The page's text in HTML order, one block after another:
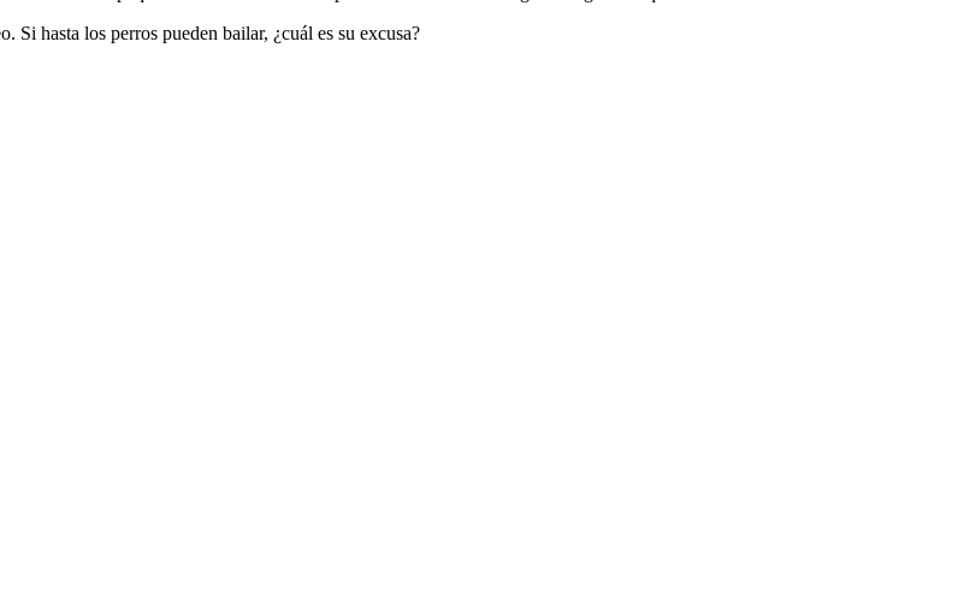
hasta los perros pueden bailar, ¿cuál es su excusa?